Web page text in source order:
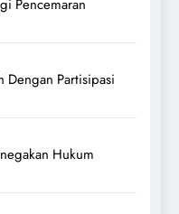
Pencemaran
Dengan Partisipasi
Hukum